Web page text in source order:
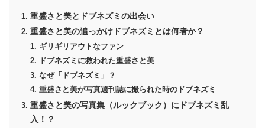
重盛さと美とドブネズミの出会い
重盛さと美の追っかけドブネズミとは何者か？
ギリギリアウトなファン
ドブネズミに救われた重盛さと美
なぜ「ドブネズミ」？
重盛さと美が写真週刊誌に撮られた時のドブネズミ
重盛さと美の写真集（ルックブック）にドブネズミ乱
入！？